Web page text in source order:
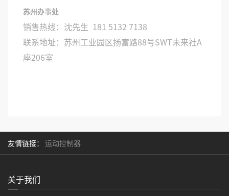
苏州办事处
销售热线：沈先生 181 5132 7138
联系地址：苏州工业园区扬富路88号SWT未来社A
座206室
友情链接： 运动控制器
关于我们